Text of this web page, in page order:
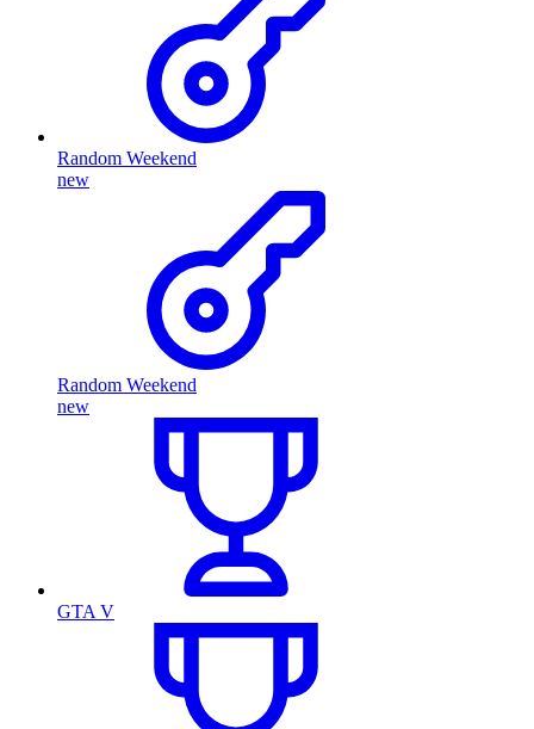
Random Weekend
new
Random Weekend
new
GTA V